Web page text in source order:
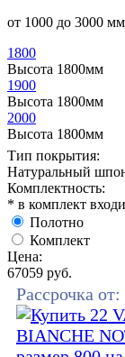
от 1000 до 3000 мм
1800
Высота 1800мм
1900
Высота 1800мм
2000
Высота 1800мм
Тип покрытия:
Натуральный
Комплектность:
* в комплект
Полотно
Комплект
Цена:
67059 руб.
Рассрочка от: